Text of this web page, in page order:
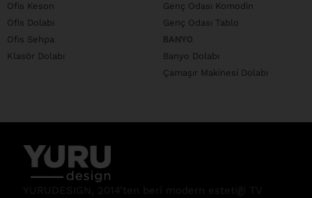
Ofis Keson
Ofis Dolabı
Ofis Sehpa
Klasör Dolabı
Genç Odası Komodin
Genç Odası Tablo
BANYO
Banyo Dolabı
Çamaşır Makinesi Dolabı
YURUDESIGN, 2014’ten beri modern estetiği TV